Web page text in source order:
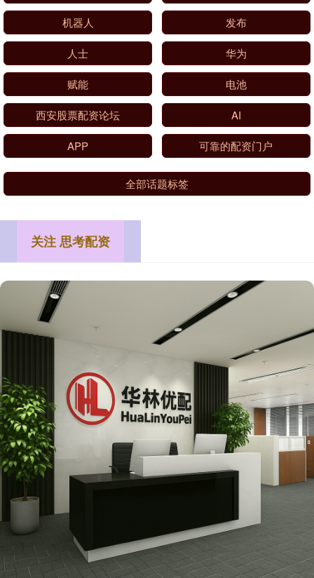
机器人 发布
人士 华为
赋能 电池
西安股票配资论坛 AI
APP 可靠的配资门户
全部话题标签
关注 思考配资